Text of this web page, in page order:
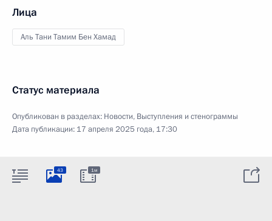
Лица
Аль Тани Тамим Бен Хамад
Статус материала
Опубликован в разделах: Новости, Выступления и стенограммы
Дата публикации: 17 апреля 2025 года, 17:30
43 1м